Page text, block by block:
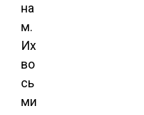
на
м.
Их
во
сь
ми